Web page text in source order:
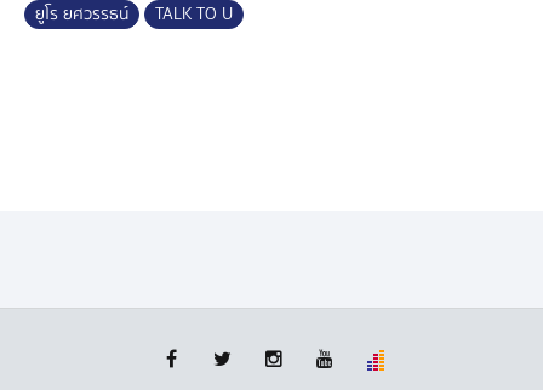
ยูโร ยศวรรธน์
TALK TO U